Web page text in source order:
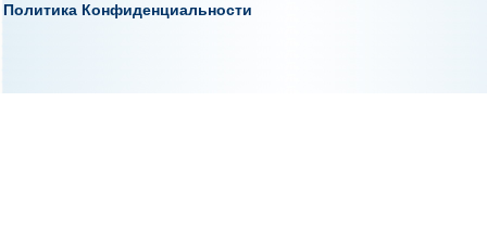
Политика Конфиденциальности